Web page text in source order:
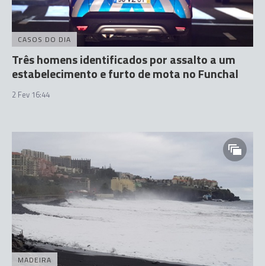
CASOS DO DIA
Três homens identificados por assalto a um
estabelecimento e furto de mota no Funchal
2 Fev 16:44
MADEIRA